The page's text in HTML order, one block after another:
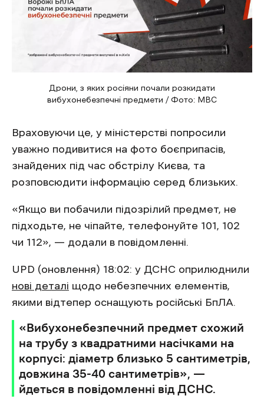
Дрони, з яких росіяни почали розкидати
вибухонебезпечні предмети / Фото: МВС
Враховуючи це, у міністерстві попросили
уважно подивитися на фото боєприпасів,
знайдених під час обстрілу Києва, та
розповсюдити інформацію серед близьких.
«Якщо ви побачили підозрілий предмет, не
підходьте, не чіпайте, телефонуйте 101, 102
чи 112», — додали в повідомленні.
UPD (оновлення) 18:02: у ДСНС оприлюднили
нові деталі щодо небезпечних елементів,
якими відтепер оснащують російські БпЛА.
«Вибухонебезпечний предмет схожий
на трубу з квадратними насічками на
корпусі: діаметр близько 5 сантиметрів,
довжина 35-40 сантиметрів», —
йдеться в повідомленні від ДСНС.